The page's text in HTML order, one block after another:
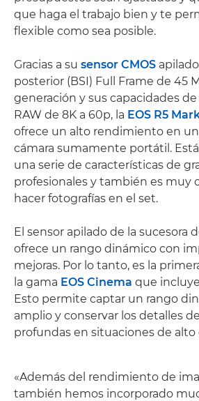
que haga el trabajo bien y te
flexible como sea posible.
Gracias a su sensor CMOS
posterior (BSI) Full Frame de 45
generación y sus capacidades
RAW de 8K a 60p, la EOS R5
ofrece un alto rendimiento en
cámara sumamente portátil.
una serie de características de
profesionales y también es muy
hacer fotografías en el set.
El sensor apilado de la sucesora
ofrece un rango dinámico con
mejoras. Por lo tanto, es la
la gama EOS Cinema que incluye
Esto permite captar un rango
amplio y conservar los detalles
profundas en situaciones de alto
«Además del rendimiento de
también hemos incorporado